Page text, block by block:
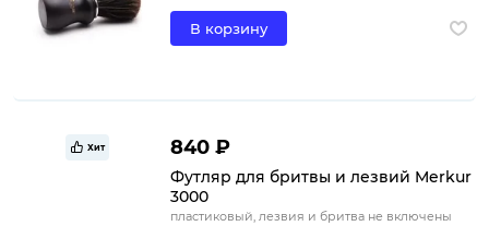
В корзину
Хит 840 ₽
Футляр для бритвы и лезвий Merkur
3000
пластиковый, лезвия и бритва не включены